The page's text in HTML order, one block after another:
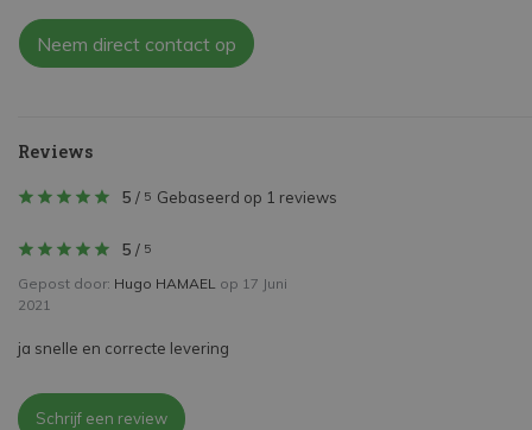
Neem direct contact op
Reviews
5 / 5 Gebaseerd op 1 reviews
5 / 5
Gepost door: Hugo HAMAEL op 17 Juni
2021
ja snelle en correcte levering
Schrijf een review